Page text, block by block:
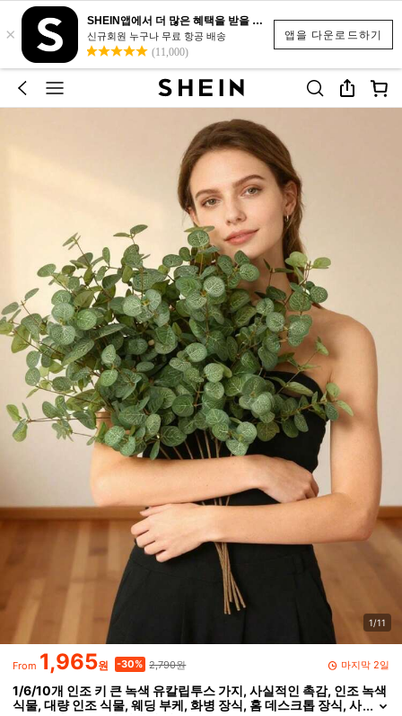
앱을 다운로드하기
×
SHEIN앱에서 더 많은 혜택을 받을 수 있어요.
신규회원 누구나 무료 항공 배송
(11,000)
1/11
From 1,965원 -30% 2,790원 마지막 2일
1/6/10개 인조 키 큰 녹색 유칼립투스 가지, 사실적인 촉감, 인조 녹색
식물, 대량 인조 식물, 웨딩 부케, 화병 장식, 홈 데스크톱 장식, 사